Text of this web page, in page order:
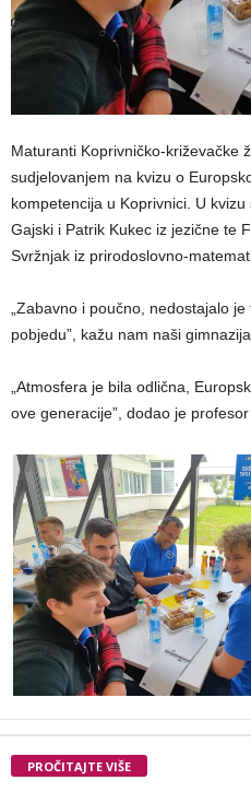
Maturanti Koprivničko-križevačke
sudjelovanjem na kvizu o
kompetencija u Koprivnici. U
Gajski i Patrik Kukec iz jezične te
Svržnjak iz prirodoslovno-
„Zabavno i poučno, nedostajalo
pobjedu”, kažu nam naši
„Atmosfera je bila odlična,
ove generacije”, dodao je
PROČITAJTE VIŠE